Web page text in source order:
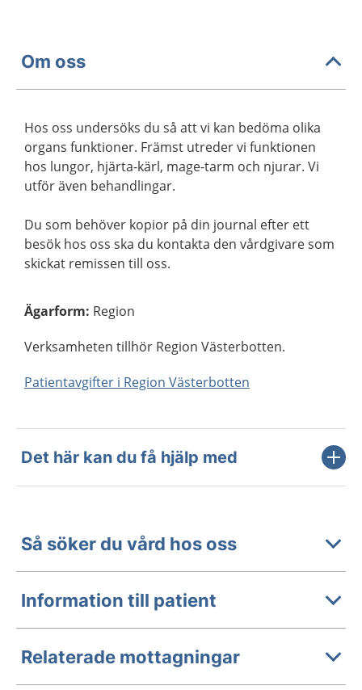
Om oss
Hos oss undersöks du så att vi kan bedöma olika
organs funktioner. Främst utreder vi funktionen
hos lungor, hjärta-kärl, mage-tarm och njurar. Vi
utför även behandlingar.
Du som behöver kopior på din journal efter ett
besök hos oss ska du kontakta den vårdgivare som
skickat remissen till oss.
Ägarform: Region
Verksamheten tillhör Region Västerbotten.
Patientavgifter i Region Västerbotten
Det här kan du få hjälp med
Så söker du vård hos oss
Information till patient
Relaterade mottagningar